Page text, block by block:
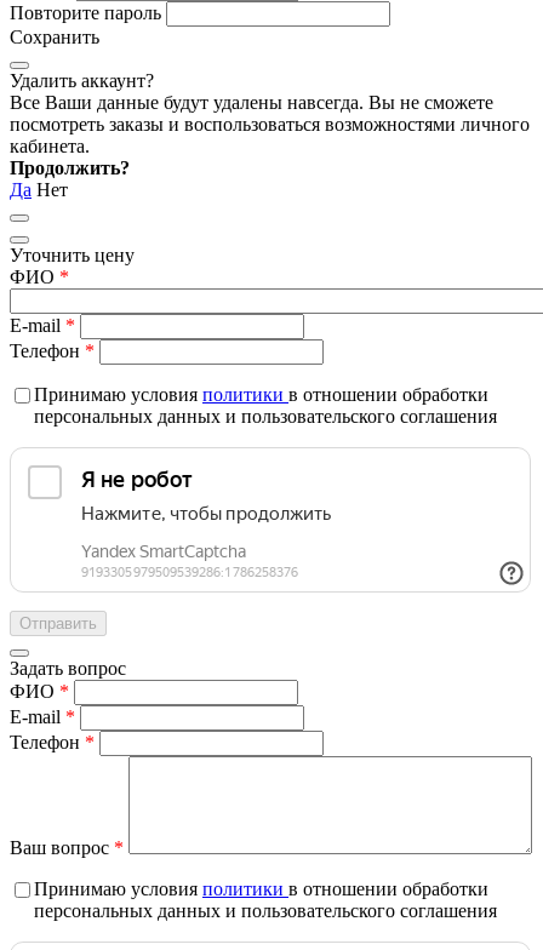
Повторите пароль
Сохранить
Удалить аккаунт?
Все Ваши данные будут удалены навсегда. Вы не сможете
посмотреть заказы и воспользоваться возможностями личного
кабинета.
Продолжить?
Да Нет
Уточнить цену
ФИО *
E-mail *
Телефон *
Принимаю условия политики в отношении обработки
персональных данных и пользовательского соглашения
Задать вопрос
ФИО *
E-mail *
Телефон *
Ваш вопрос *
Принимаю условия политики в отношении обработки
персональных данных и пользовательского соглашения